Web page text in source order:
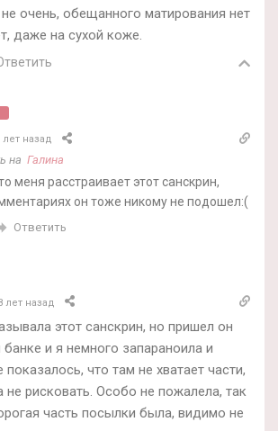
очень, обещанного матирования нет
даже на сухой коже.
лет назад
на Галина
меня расстраивает этот санскрин,
он тоже никому не подошел:(
Ответить
лет назад
этот санскрин, но пришел он
и я немного запараноила и
что там не хватает части,
не рисковать. Особо не пожалела, так
часть посылки была, видимо не